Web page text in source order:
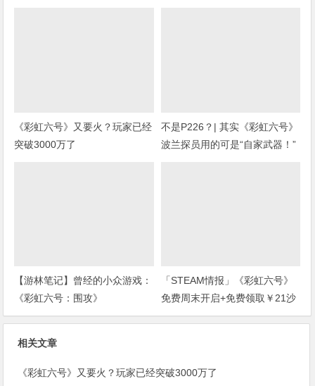
《彩虹六号》又要火？玩家已经
突破3000万了
不是P226？| 其实《彩虹六号》
波兰探员用的可是“自家武器！”
【游林笔记】曾经的小众游戏：
《彩虹六号：围攻》
「STEAM情报」《彩虹六号》
免费周末开启+免费领取￥21沙
盒扮演游戏+“墓地星露谷”今日
相关文章
《彩虹六号》又要火？玩家已经突破3000万了